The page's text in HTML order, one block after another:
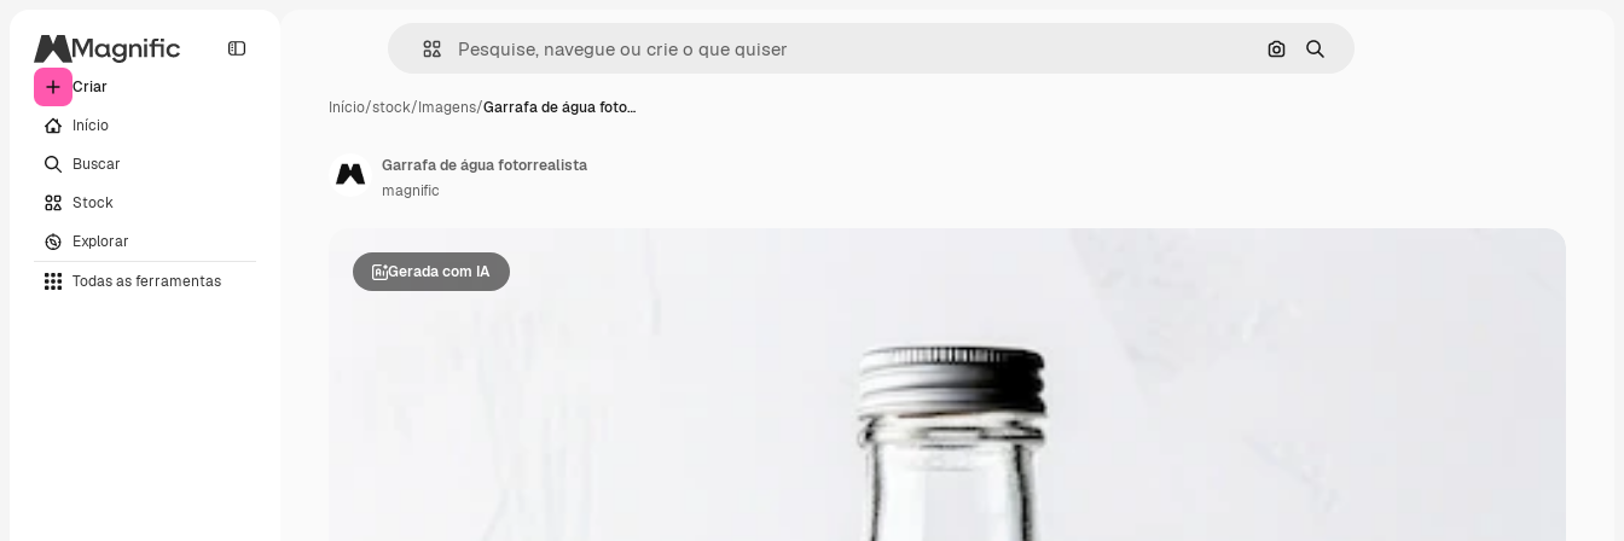
Criar
Início
Buscar
Stock
Explorar
Todas as ferramentas
Pesquisar por imagem
Buscar
Início/stock/Imagens/Garrafa de água foto…
Gerada com IA
Garrafa de água fotorrealista
magnific